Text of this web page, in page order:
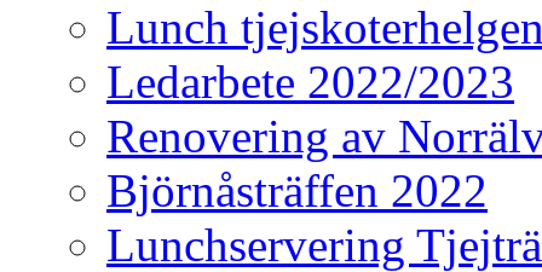
Lunch
Ledarbete 2022/2023
Renovering av
Björnåsträffen 2022
Lunchservering